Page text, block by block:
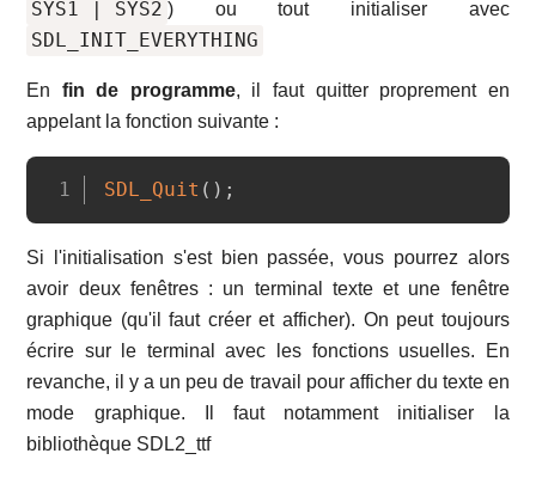
SYS1 | SYS2 ) ou tout initialiser avec
SDL_INIT_EVERYTHING
En fin de programme, il faut quitter proprement en
appelant la fonction suivante :
SDL_Quit ( ) ;
Si l'initialisation s'est bien passée, vous pourrez alors
avoir deux fenêtres : un terminal texte et une fenêtre
graphique (qu'il faut créer et afficher). On peut toujours
écrire sur le terminal avec les fonctions usuelles. En
revanche, il y a un peu de travail pour afficher du texte en
mode graphique. Il faut notamment initialiser la
bibliothèque SDL2_ttf